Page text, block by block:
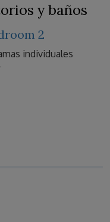
y baños
2
individuales